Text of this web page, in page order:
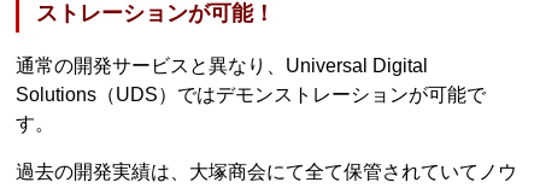
ストレーションが可能！
通常の開発サービスと異なり、Universal Digital
Solutions（UDS）ではデモンストレーションが可能で
す。
過去の開発実績は、大塚商会にて全て保管されていてノウ